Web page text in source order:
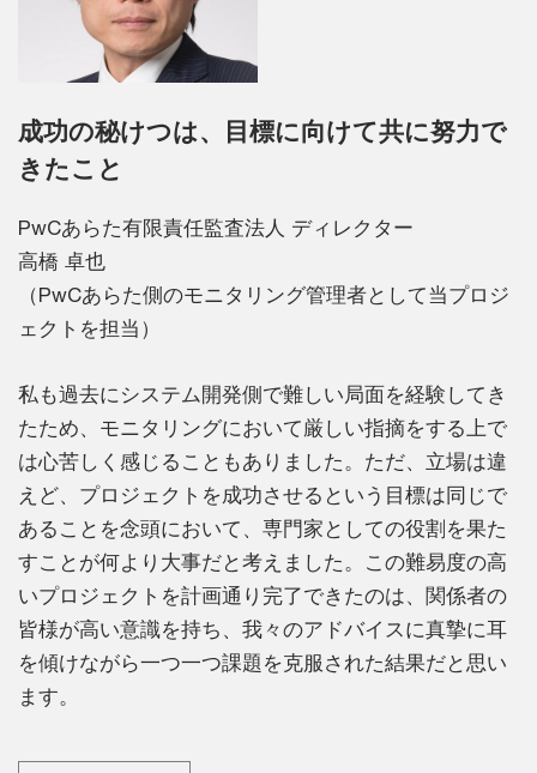
成功の秘けつは、目標に向けて共に努力で
きたこと
PwCあらた有限責任監査法人 ディレクター
高橋 卓也
（PwCあらた側のモニタリング管理者として当プロジ
ェクトを担当）
私も過去にシステム開発側で難しい局面を経験してき
たため、モニタリングにおいて厳しい指摘をする上で
は心苦しく感じることもありました。ただ、立場は違
えど、プロジェクトを成功させるという目標は同じで
あることを念頭において、専門家としての役割を果た
すことが何より大事だと考えました。この難易度の高
いプロジェクトを計画通り完了できたのは、関係者の
皆様が高い意識を持ち、我々のアドバイスに真摯に耳
を傾けながら一つ一つ課題を克服された結果だと思い
ます。